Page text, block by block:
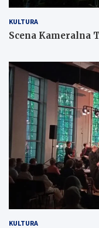
KULTURA
Scena Kameralna
KULTURA